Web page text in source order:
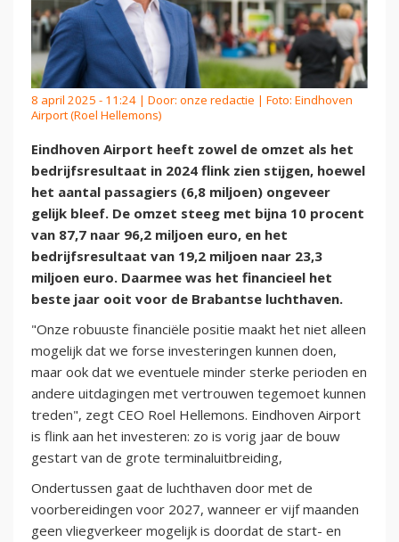
8 april 2025 - 11:24 | Door: onze redactie | Foto: Eindhoven
Airport (Roel Hellemons)
Eindhoven Airport heeft zowel de omzet als het
bedrijfsresultaat in 2024 flink zien stijgen, hoewel
het aantal passagiers (6,8 miljoen) ongeveer
gelijk bleef. De omzet steeg met bijna 10 procent
van 87,7 naar 96,2 miljoen euro, en het
bedrijfsresultaat van 19,2 miljoen naar 23,3
miljoen euro. Daarmee was het financieel het
beste jaar ooit voor de Brabantse luchthaven.
"Onze robuuste financiële positie maakt het niet alleen
mogelijk dat we forse investeringen kunnen doen,
maar ook dat we eventuele minder sterke perioden en
andere uitdagingen met vertrouwen tegemoet kunnen
treden", zegt CEO Roel Hellemons. Eindhoven Airport
is flink aan het investeren: zo is vorig jaar de bouw
gestart van de grote terminaluitbreiding,
Ondertussen gaat de luchthaven door met de
voorbereidingen voor 2027, wanneer er vijf maanden
geen vliegverkeer mogelijk is doordat de start- en